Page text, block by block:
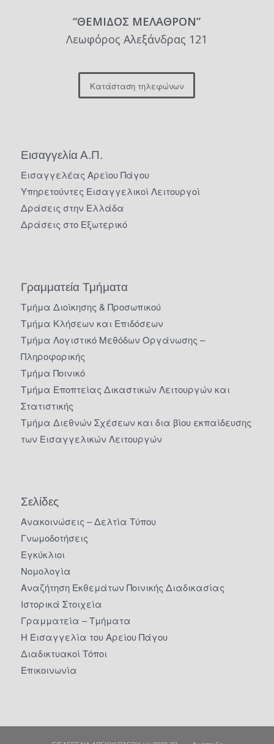
“ΘΕΜΙΔΟΣ ΜΕΛΑΘΡΟΝ”
Λεωφόρος Αλεξάνδρας 121
Κατάσταση τηλεφώνων
Εισαγγελία Α.Π.
Εισαγγελέας Αρείου Πάγου
Υπηρετούντες Εισαγγελικοί Λειτουργοί
Δράσεις στην Ελλάδα
Δράσεις στο Εξωτερικό
Γραμματεία Τμήματα
Τμήμα Διοίκησης & Προσωπικού
Τμήμα Κλήσεων και Επιδόσεων
Τμήμα Λογιστικό Μεθόδων Οργάνωσης –
Πληροφορικής
Τμήμα Ποινικό
Τμήμα Εποπτείας Δικαστικών Λειτουργών και
Στατιστικής
Τμήμα Διεθνών Σχέσεων και δια βίου εκπαίδευσης
των Εισαγγελικών Λειτουργών
Σελίδες
Ανακοινώσεις – Δελτία Τύπου
Γνωμοδοτήσεις
Εγκύκλιοι
Νομολογία
Αναζήτηση Εκθεμάτων Ποινικής Διαδικασίας
Ιστορικά Στοιχεία
Γραμματεία – Τμήματα
Η Εισαγγελία του Αρείου Πάγου
Διαδικτυακοί Τόποι
Επικοινωνία